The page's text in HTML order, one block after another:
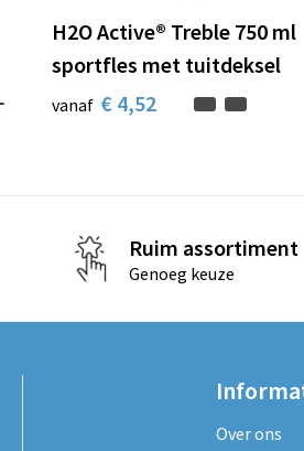
H2O Active® Treble 750 ml
sportfles met tuitdeksel
vanaf € 4,52
Ruim assortiment
Genoeg keuze
Over ons